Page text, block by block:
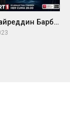
Хайреддин Барбароса: Указ султана